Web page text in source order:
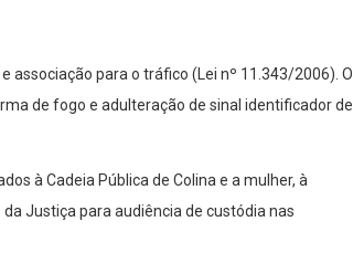
para o tráfico (Lei nº 11.343/2006). O
de fogo e adulteração de sinal identificador de
à Cadeia Pública de Colina e a mulher, à
Justiça para audiência de custódia nas